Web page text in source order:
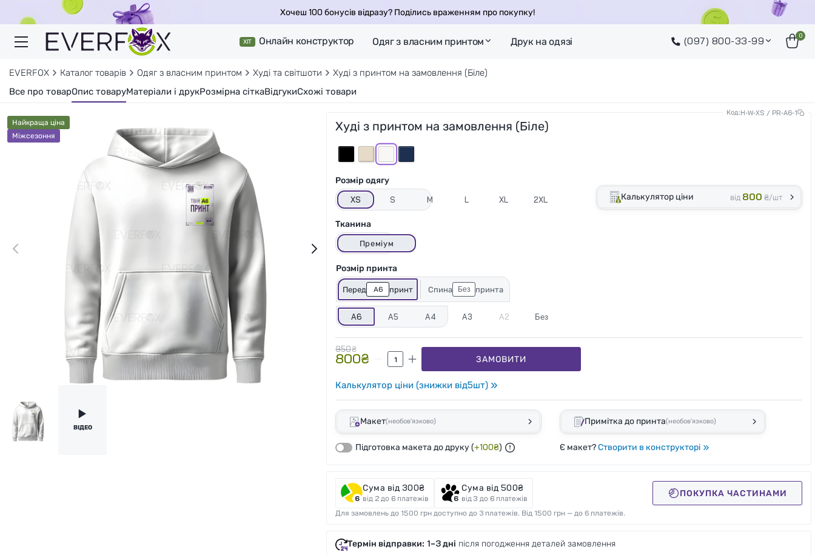
Хочеш 100 бонусів відразу? Поділись враженням про покупку!
ХІТ Онлайн конструктор Одяг з власним принтом Друк на одязі (097) 800-33-99 0
EVERFOX Каталог товарів Одяг з власним принтом Худі та світшоти
Худі з принтом на замовлення (Біле)
Все про товарОпис товаруМатеріали і друкРозмірна сіткаВідгукиСхожі товари
Найкраща ціна
Міжсезоння
BІДЕО
Худі з принтом на замовлення (Біле)
Код:H-W-XS / PR-A6-1
Калькулятор ціни від 800 ₴/шт
950₴
800₴ ЗАМОВИТИ
Калькулятор ціни (знижки від5шт)
Розмір принта
Перед A6 принт Спина Без принта
A6 A5 A4 A3 A2 Без
Розмір одягу
XS S M L XL 2XL
Тканина
Преміум
Макет(необов'язково) Примітка до принта(необов'язково)
Підготовка макета до друку(+100₴) Є макет?Створити в конструкторі
Сума від 300₴
від 2 до 6 платежів
Сума від 500₴
від 3 до 6 платежів
ПОКУПКА ЧАСТИНАМИ
Для замовлень до 1500 грн доступно до 3 платежів. Від 1500 грн — до 6 платежів.
Термін відправки: 1–3 дні після погодження деталей замовлення